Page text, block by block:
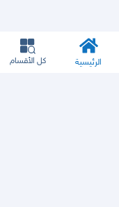
الرئيسية كل الأقسام